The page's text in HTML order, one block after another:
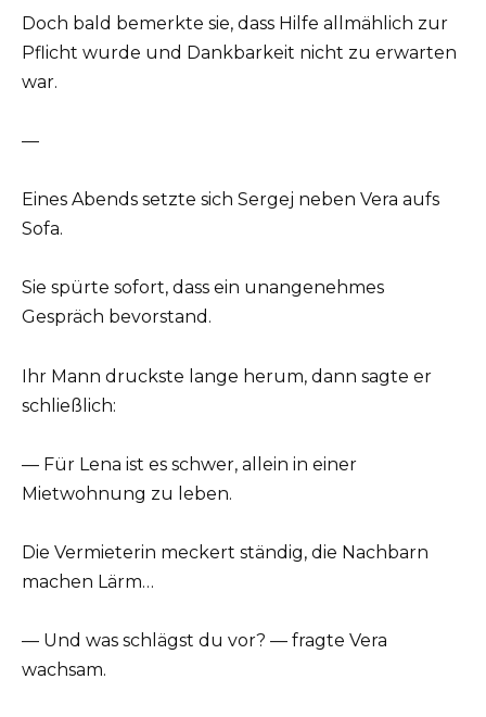
Doch bald bemerkte sie, dass Hilfe allmählich zur
Pflicht wurde und Dankbarkeit nicht zu erwarten
war.
—
Eines Abends setzte sich Sergej neben Vera aufs
Sofa.
Sie spürte sofort, dass ein unangenehmes
Gespräch bevorstand.
Ihr Mann druckste lange herum, dann sagte er
schließlich:
— Für Lena ist es schwer, allein in einer
Mietwohnung zu leben.
Die Vermieterin meckert ständig, die Nachbarn
machen Lärm…
— Und was schlägst du vor? — fragte Vera
wachsam.